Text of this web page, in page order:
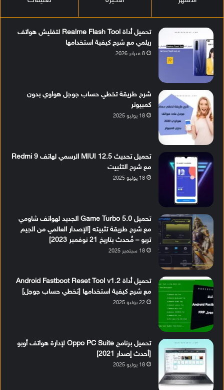
تحميل أداة Realme Flash Tool لتفليش هواتف
ريلمي مع شرح كيفية استخدامها
8 فبراير 2026
شرح طريقة تخطي حساب جوجل هواوي بدون
كمبيوتر
18 يوليو 2025
تحميل تحديث MIUI 12.5 الرسمي لهاتف Redmi 9
مع شرح التثبيت
18 يوليو 2025
تحميل Game Turbo 5.0 الجديد لهواتف شاومي
مع شرح طريقة تثبيته [الإصدار العالمي من الجيم
تربو – مُحدث بتاريخ 21 نوفمبر 2023]
18 سبتمبر 2025
تحميل أداة Android Fastboot Reset Tool v1.2
مع شرح كيفية استخدامها [تخطي حساب جوجل]
22 يوليو 2025
تحميل برنامج Oppo PC Suite لإدارة هواتف أوبو
[أحدث إصدار 2021]
18 يوليو 2025